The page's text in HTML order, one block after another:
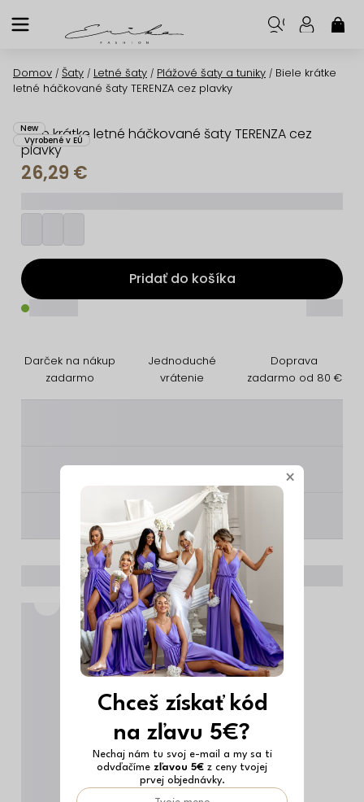
na
Domov / Šaty / Letné šaty / Plážové šaty a tuniky / Biele krátke
letné háčkované šaty TERENZA cez plavky
Biele krátke letné háčkované šaty TERENZA cez
plavky
New
Vyrobené v EÚ
26,29 €
Pridať do košíka
Darček na nákup
zadarmo
Jednoduché
vrátenie
Doprava
zadarmo od 80 €
________
×
Chceš získať kód
na zľavu 5€?
Nechaj nám tu svoj e-mail a my sa ti
odvďačíme zľavou 5€ z ceny tvojej
prvej objednávky.